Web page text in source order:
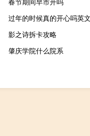
过年的时候真的开心吗英文
影之诗拆卡攻略
肇庆学院什么院系